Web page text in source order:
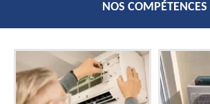
NOS COMPÉTENCES